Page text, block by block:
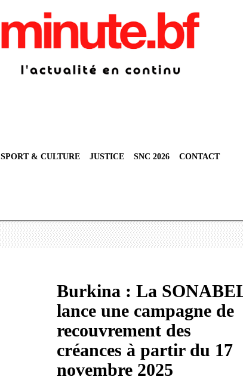
SPORT & CULTURE JUSTICE SNC 2026 CONTACT
Burkina : La
lance une campagne de
recouvrement des
créances à partir du 17
novembre 2025